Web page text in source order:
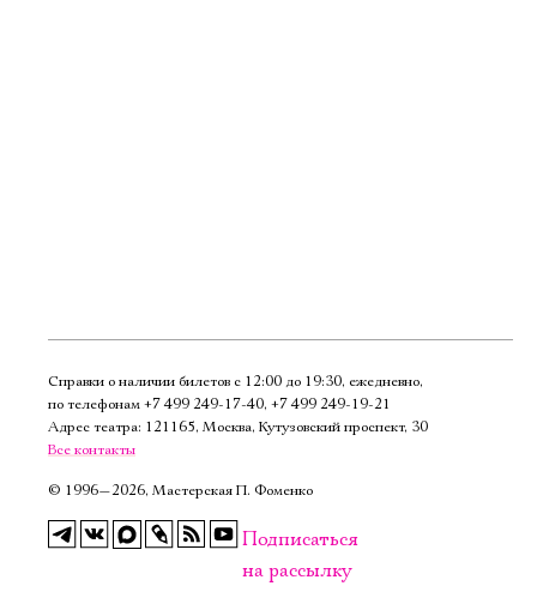
Справки о наличии билетов с 12:00 до 19:30, ежедневно,
по телефонам +7 499 249‑17‑40, +7 499 249‑19‑21
Адрес театра: 121165, Москва, Кутузовский проспект, 30
Все контакты
© 1996—2026, Мастерская П. Фоменко
Подписаться
на рассылку